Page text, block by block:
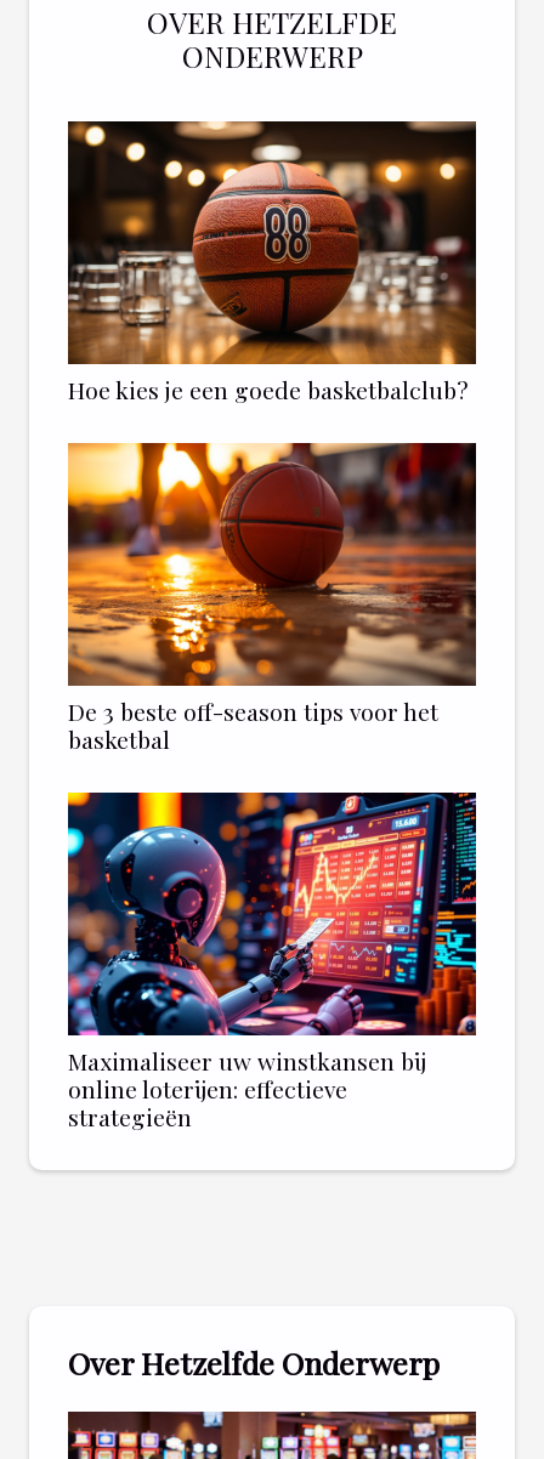
OVER HETZELFDE
ONDERWERP
Hoe kies je een goede basketbalclub?
De 3 beste off-season tips voor het
basketbal
Maximaliseer uw winstkansen bij
online loterijen: effectieve
strategieën
Over Hetzelfde Onderwerp